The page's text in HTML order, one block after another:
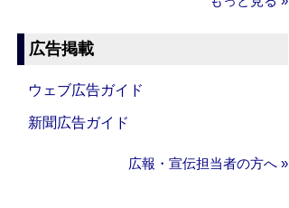
広告掲載
ウェブ広告ガイド
新聞広告ガイド
広報・宣伝担当者の方へ »